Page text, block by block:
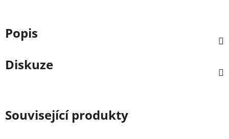
Popis
Diskuze
Související produkty